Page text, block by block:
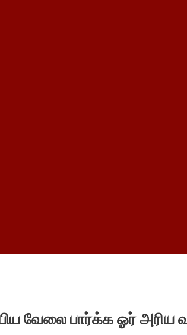
வேலை பார்க்க ஓர் அரிய